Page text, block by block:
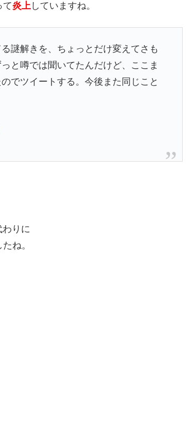
て炎上 していますね。
謎解きを、ちょっとだけ変えてさも
と噂では聞いてたんだけど、ここま
でツイートする。今後また同じこと
わりに
ね。